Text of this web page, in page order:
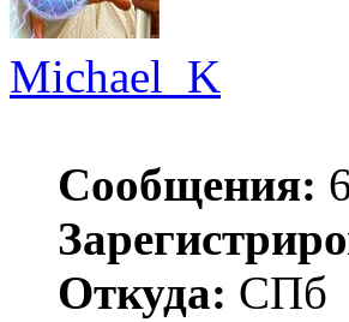
Michael_K
Сообщения:
Откуда: СПб